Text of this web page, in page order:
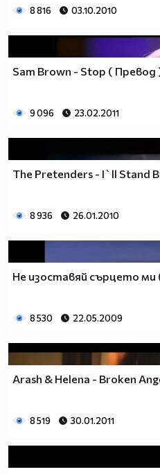
8 816 03.10.2010
Sam Brown - Stop ( Превод
9 096 23.02.2011
The Pretenders - I`ll Stand
8 936 26.01.2010
Не изоставяй сърцето ми
8 530 22.05.2009
Arash & Helena - Broken
8 519 30.01.2011